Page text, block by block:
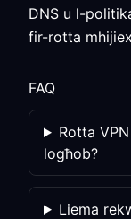
DNS u l-
fir-rotta
FAQ
Rotta
logħob?
Liema